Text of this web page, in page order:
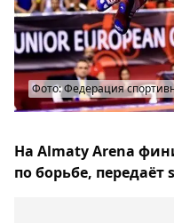
Фото: Федерация
На Almaty Arena
по борьбе, передаёт